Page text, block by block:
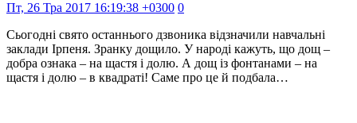
Пт, 26 Тра 2017 16:19:38 +0300 0
Сьогодні свято останнього дзвоника відзначили навчальні
заклади Ірпеня. Зранку дощило. У народі кажуть, що дощ –
добра ознака – на щастя і долю. А дощ із фонтанами – на
щастя і долю – в квадраті! Саме про це й подбала…